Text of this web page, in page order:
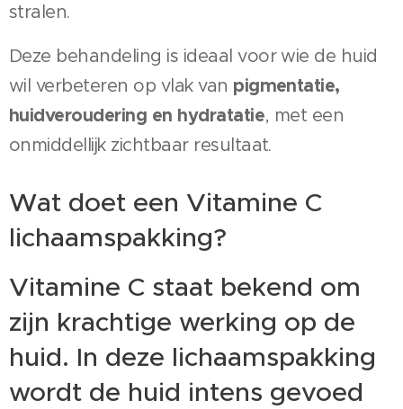
stralen.
Deze behandeling is ideaal voor wie de huid
wil verbeteren op vlak van pigmentatie,
huidveroudering en hydratatie, met een
onmiddellijk zichtbaar resultaat.
Wat doet een Vitamine C
lichaamspakking?
Vitamine C staat bekend om
zijn krachtige werking op de
huid. In deze lichaamspakking
wordt de huid intens gevoed